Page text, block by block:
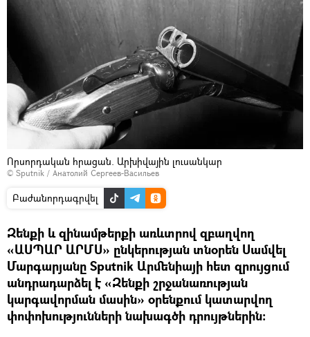
Որսորդական հրացան. Արխիվային լուսանկար
© Sputnik / Анатолий Сергеев-Васильев
Բաժանորդագրվել
Զենքի և զինամթերքի առևտրով զբաղվող
«ԱՍՊԱՐ ԱՐՄՍ» ընկերության տնօրեն Սամվել
Մարգարյանը Sputnik Արմենիայի հետ զրույցում
անդրադարձել է «Զենքի շրջանառության
կարգավորման մասին» օրենքում կատարվող
փոփոխությունների նախագծի դրույթներին։